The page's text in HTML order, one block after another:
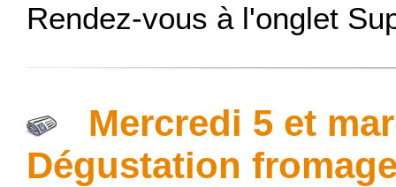
Rendez-vous à l'onglet
Mercredi 5 et
Dégustation